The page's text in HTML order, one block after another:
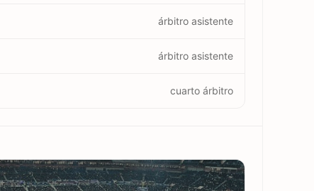
árbitro asistente
árbitro asistente
cuarto árbitro